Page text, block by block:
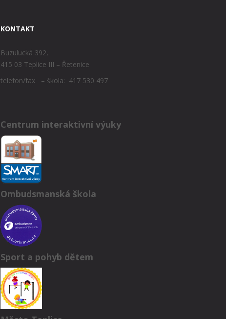
KONTAKT
Buzulucká 392,
415 03 Teplice III – Řetenice
telefon/fax – škola: 417 530 497
Centrum interaktivní výuky
Ombudsmanská škola
Sport a pohyb dětem